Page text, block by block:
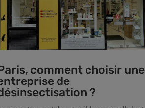
comment choisir une
de
?